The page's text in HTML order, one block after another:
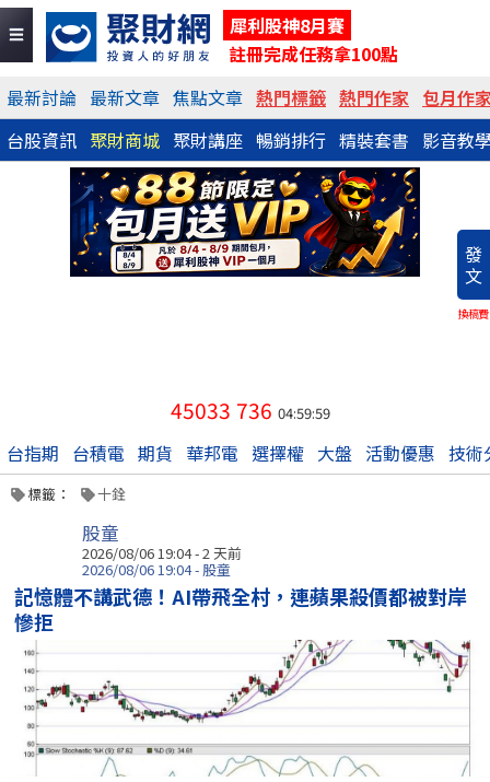
犀利股神8月賽
註冊完成任務拿100點
最新討論 最新文章 焦點文章 熱門標籤 熱門作家 包月作
台股資訊 聚財商城 聚財講座 暢銷排行 精裝套書 影音教
發
文
換稿費
45033 736 04:59:59
台指期 台積電 期貨 華邦電 選擇權 大盤 活動優惠 技術
標籤： 十銓
股童
2026/08/06 19:04 - 2 天前
2026/08/06 19:04 - 股童
記憶體不講武德！AI帶飛全村，連蘋果殺價都被對岸
慘拒